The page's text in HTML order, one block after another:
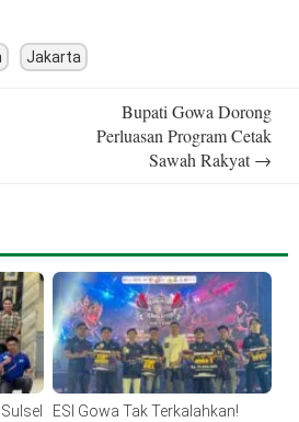
Jakarta
Bupati Gowa Dorong
Perluasan Program Cetak
Sawah Rakyat→
ESI Gowa Tak Terkalahkan!